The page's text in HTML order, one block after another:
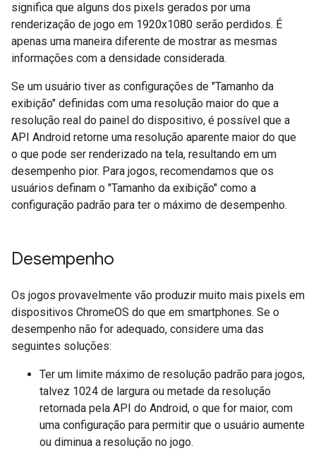
significa que alguns dos pixels gerados por uma
renderização de jogo em 1920x1080 serão perdidos. É
apenas uma maneira diferente de mostrar as mesmas
informações com a densidade considerada.
Se um usuário tiver as configurações de "Tamanho da
exibição" definidas com uma resolução maior do que a
resolução real do painel do dispositivo, é possível que a
API Android retorne uma resolução aparente maior do que
o que pode ser renderizado na tela, resultando em um
desempenho pior. Para jogos, recomendamos que os
usuários definam o "Tamanho da exibição" como a
configuração padrão para ter o máximo de desempenho.
Desempenho
Os jogos provavelmente vão produzir muito mais pixels em
dispositivos ChromeOS do que em smartphones. Se o
desempenho não for adequado, considere uma das
seguintes soluções:
Ter um limite máximo de resolução padrão para jogos,
talvez 1024 de largura ou metade da resolução
retornada pela API do Android, o que for maior, com
uma configuração para permitir que o usuário aumente
ou diminua a resolução no jogo.